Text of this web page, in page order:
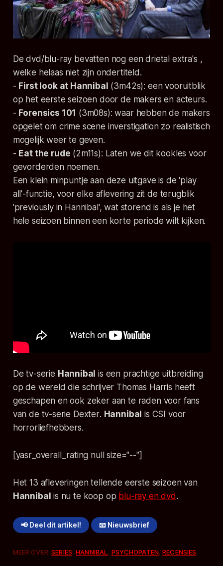
De dvd/blu-ray bevatten nog een drietal extra's ,
welke helaas niet zijn ondertiteld.
- First look at Hannibal (3m42s): een vooruitblik
op het eerste seizoen door de makers en acteurs.
- Forensics 101 (3m08s): waar hebben de makers
opgelet om crime scene inverstigationzo realistisch
mogelijk weer te geven.
- Eat the rude (2m11s): Laten we dit kookles voor
gevorderden noemen.
Een klein minpuntje aan deze uitgave is de 'play
all'-functie, voor elke aflevering zit de terugblik
'previously in Hannibal', wat storend is als je het
hele seizoen binnen een korte periode wilt kijken.
De tv-serie Hannibal is een prachtige uitbreiding
op de wereld die schrijver Thomas Harris heeft
geschapen en ook zeker aan te raden voor fans
van de tv-serie Dexter. Hannibal is CSI voor
horrorliefhebbers.
[yasr_overall_rating null size="--"]
Het 13 afleveringen tellende eerste seizoen van
Hannibal is nu te koop op blu-ray en dvd.
📢 Deel dit artikel! 📧 Nieuwsbrief
MEER OVER:SERIES,HANNIBAL, PSYCHOPATEN,RECENSIES